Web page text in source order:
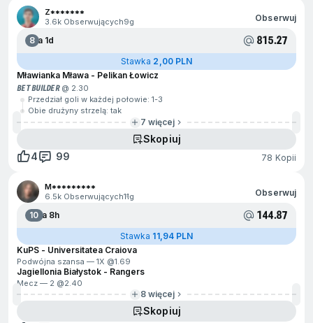
Z*******
3.6k Obserwujących9g Obserwuj
8Za 1d 815.27
Stawka 2,00 PLN
Mławianka Mława - Pelikan Łowicz
BET BUILDER@ 2.30
Przedział goli w każdej połowie: 1-3
Obie drużyny strzelą: tak
7 więcej
Skopiuj
4
99 78 Kopii
M*********
6.5k Obserwujących11g Obserwuj
10Za 8h 144.87
Stawka 11,94 PLN
KuPS - Universitatea Craiova
Podwójna szansa — 1X @1.69
Jagiellonia Białystok - Rangers
Mecz — 2 @2.40
8 więcej
Skopiuj